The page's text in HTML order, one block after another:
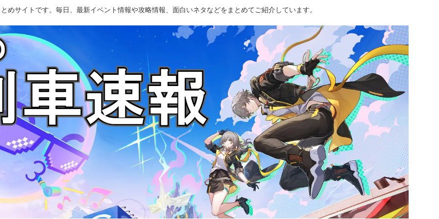
めサイトです。毎日、最新イベント情報や攻略情報、面白いネタなどをまとめてご紹介しています。